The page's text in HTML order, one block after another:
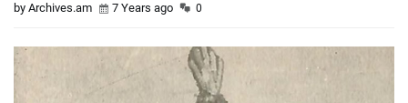
by Archives.am 7 Years ago 0